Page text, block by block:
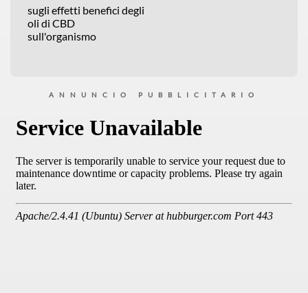
sugli effetti benefici degli
oli di CBD
sull'organismo
ANNUNCIO PUBBLICITARIO